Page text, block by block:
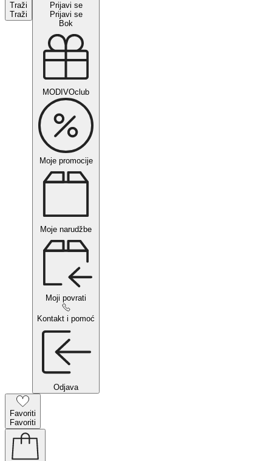
Traži
Traži
Prijavi se
Prijavi se
Bok
MODIVOclub
Moje promocije
Moje narudžbe
Moji povrati
Kontakt i pomoć
Odjava
Favoriti
Favoriti